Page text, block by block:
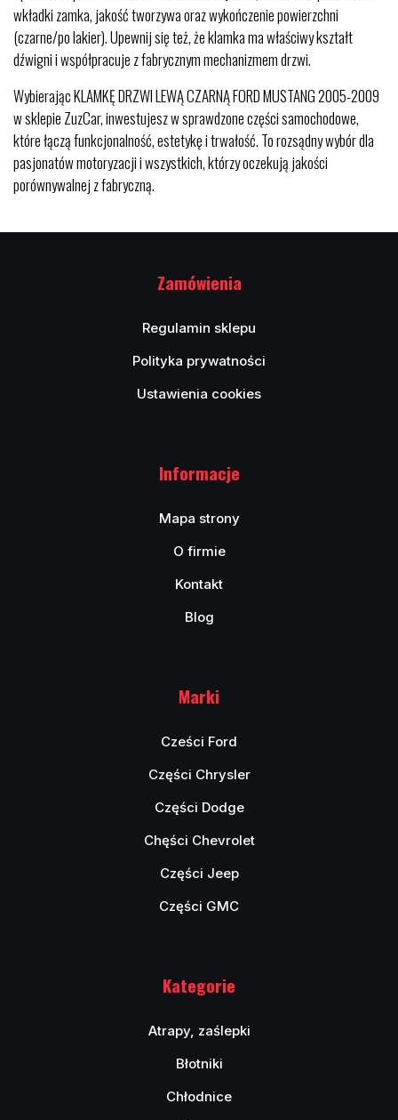
wkładki zamka, jakość tworzywa oraz wykończenie powierzchni
(czarne/po lakier). Upewnij się też, że klamka ma właściwy kształt
dźwigni i współpracuje z fabrycznym mechanizmem drzwi.
Wybierając KLAMKĘ DRZWI LEWĄ CZARNĄ FORD MUSTANG 2005-2009
w sklepie ZuzCar, inwestujesz w sprawdzone części samochodowe,
które łączą funkcjonalność, estetykę i trwałość. To rozsądny wybór dla
pasjonatów motoryzacji i wszystkich, którzy oczekują jakości
porównywalnej z fabryczną.
Zamówienia
Regulamin sklepu
Polityka prywatności
Ustawienia cookies
Informacje
Mapa strony
O firmie
Kontakt
Blog
Marki
Cześci Ford
Części Chrysler
Części Dodge
Chęści Chevrolet
Części Jeep
Części GMC
Kategorie
Atrapy, zaślepki
Błotniki
Chłodnice